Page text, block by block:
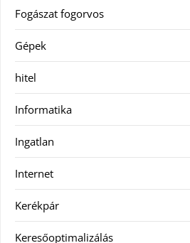
Fogászat fogorvos
Gépek
hitel
Informatika
Ingatlan
Internet
Kerékpár
Keresőoptimalizálás